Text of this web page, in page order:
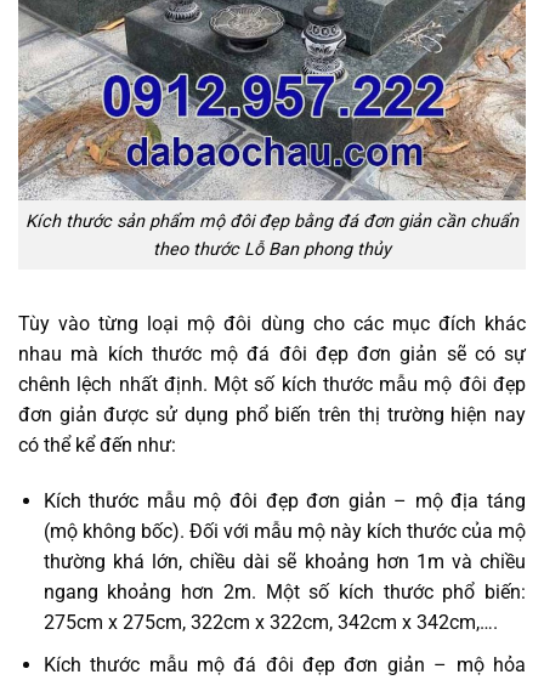
Kích thước sản phẩm mộ đôi đẹp bằng đá đơn giản cần chuẩn
theo thước Lỗ Ban phong thủy
Tùy vào từng loại mộ đôi dùng cho các mục đích khác
nhau mà kích thước mộ đá đôi đẹp đơn giản sẽ có sự
chênh lệch nhất định. Một số kích thước mẫu mộ đôi đẹp
đơn giản được sử dụng phổ biến trên thị trường hiện nay
có thể kể đến như:
Kích thước mẫu mộ đôi đẹp đơn giản – mộ địa táng
(mộ không bốc). Đối với mẫu mộ này kích thước của mộ
thường khá lớn, chiều dài sẽ khoảng hơn 1m và chiều
ngang khoảng hơn 2m. Một số kích thước phổ biến:
275cm x 275cm, 322cm x 322cm, 342cm x 342cm,….
Kích thước mẫu mộ đá đôi đẹp đơn giản – mộ hỏa